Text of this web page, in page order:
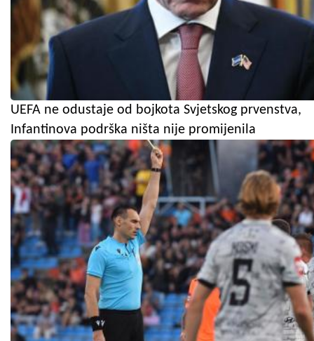
UEFA ne odustaje od bojkota Svjetskog prvenstva,
Infantinova podrška ništa nije promijenila